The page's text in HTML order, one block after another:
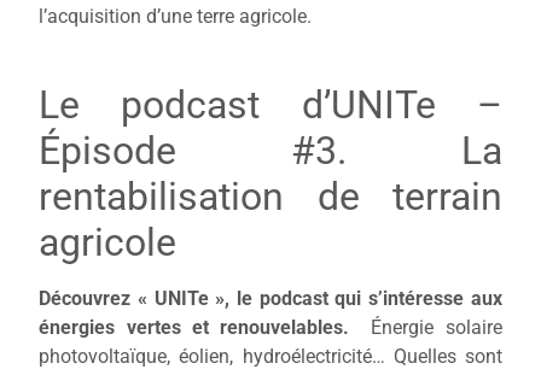
l’acquisition d’une terre agricole.
Le podcast d’UNITe –
Épisode #3. La
rentabilisation de terrain
agricole
Découvrez « UNITe », le podcast qui s’intéresse aux
énergies vertes et renouvelables. Énergie solaire
photovoltaïque, éolien, hydroélectricité… Quelles sont